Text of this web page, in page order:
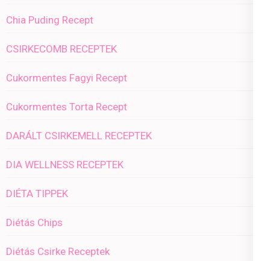
Chia Puding Recept
CSIRKECOMB RECEPTEK
Cukormentes Fagyi Recept
Cukormentes Torta Recept
DARÁLT CSIRKEMELL RECEPTEK
DIA WELLNESS RECEPTEK
DIÉTA TIPPEK
Diétás Chips
Diétás Csirke Receptek